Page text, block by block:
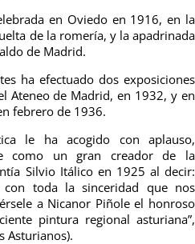
en Oviedo en 1916, en la
de la romería, y la apadrinada
de Madrid.
ha efectuado dos exposiciones
Ateneo de Madrid, en 1932, y en
febrero de 1936.
le ha acogido con aplauso,
como un gran creador de la
Silvio Itálico en 1925 al decir:
con toda la sinceridad que nos
a Nicanor Piñole el honroso
pintura regional asturiana”,
Asturianos).